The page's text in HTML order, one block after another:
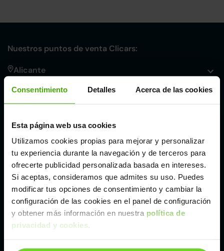
Consentimiento Detalles Acerca de las cookies
Esta página web usa cookies
Utilizamos cookies propias para mejorar y personalizar
tu experiencia durante la navegación y de terceros para
ofrecerte publicidad personalizada basada en intereses.
Si aceptas, consideramos que admites su uso. Puedes
modificar tus opciones de consentimiento y cambiar la
configuración de las cookies en el panel de configuración
y obtener más información en nuestra política de
privacidad y cookies.
Nuestros puntos de venta Clicars:
Alicante
Córdoba
Madrid
Málaga
Valencia
Zaragoza